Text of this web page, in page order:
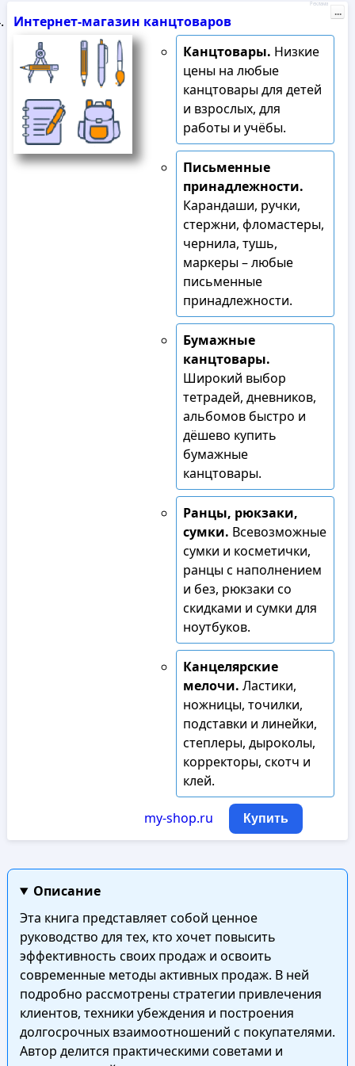
Интернет-магазин канцтоваров
Канцтовары. Низкие
цены на любые
канцтовары для детей
и взрослых, для
работы и учёбы.
Письменные
принадлежности.
Карандаши, ручки,
стержни, фломастеры,
чернила, тушь,
маркеры – любые
письменные
принадлежности.
Бумажные
канцтовары.
Широкий выбор
тетрадей, дневников,
альбомов быстро и
дёшево купить
бумажные
канцтовары.
Ранцы, рюкзаки,
сумки. Всевозможные
сумки и косметички,
ранцы с наполнением
и без, рюкзаки со
скидками и сумки для
ноутбуков.
Канцелярские
мелочи. Ластики,
ножницы, точилки,
подставки и линейки,
степлеры, дыроколы,
корректоры, скотч и
клей.
my-shop.ru Купить
Реклама
...
Описание
Эта книга представляет собой ценное
руководство для тех, кто хочет повысить
эффективность своих продаж и освоить
современные методы активных продаж. В ней
подробно рассмотрены стратегии привлечения
клиентов, техники убеждения и построения
долгосрочных взаимоотношений с покупателями.
Автор делится практическими советами и